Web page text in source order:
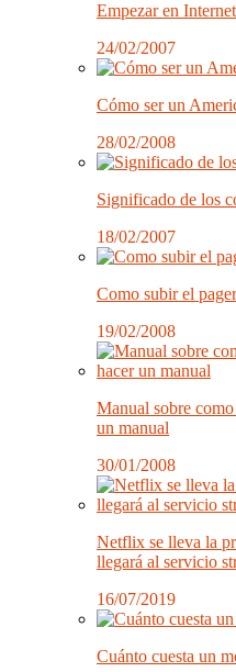
Empezar en
24/02/2007
Cómo ser un
28/02/2008
Significado de los
18/02/2007
Como subir el
19/02/2008
Manual sobre
un manual
30/01/2008
Netflix se lleva la
llegará al servicio
16/07/2019
Cuánto cuesta un